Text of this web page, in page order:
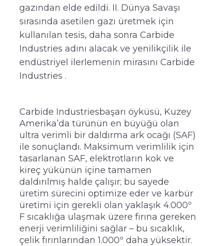
gazından elde edildi. II. Dünya Savaşı
sırasında asetilen gazı üretmek için
kullanılan tesis, daha sonra Carbide
Industries adını alacak ve yenilikçilik ile
endüstriyel ilerlemenin mirasını Carbide
Industries .
Carbide Industriesbaşarı öyküsü, Kuzey
Amerika’da türünün en büyüğü olan
ultra verimli bir daldırma ark ocağı (SAF)
ile sonuçlandı. Maksimum verimlilik için
tasarlanan SAF, elektrotların kok ve
kireç yükünün içine tamamen
daldırılmış halde çalışır; bu sayede
üretim sürecini optimize eder ve karbür
üretimi için gerekli olan yaklaşık 4.000º
F sıcaklığa ulaşmak üzere fırına gereken
enerji verimliliğini sağlar – bu sıcaklık,
çelik fırınlarından 1.000º daha yüksektir.